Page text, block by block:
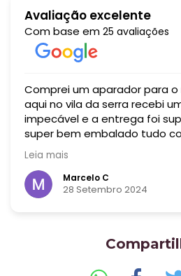
Avaliação excelente
Com base em 25 avaliações
Comprei um aparador para o meu apartamento
aqui no vila da serra recebi um atendimento
impecável e a entrega foi
super bem embalado tudo
! Era uma peça bem grande!
essa empresa! Valeu cada
Leia mais
Marcelo C
28 Setembro 2024